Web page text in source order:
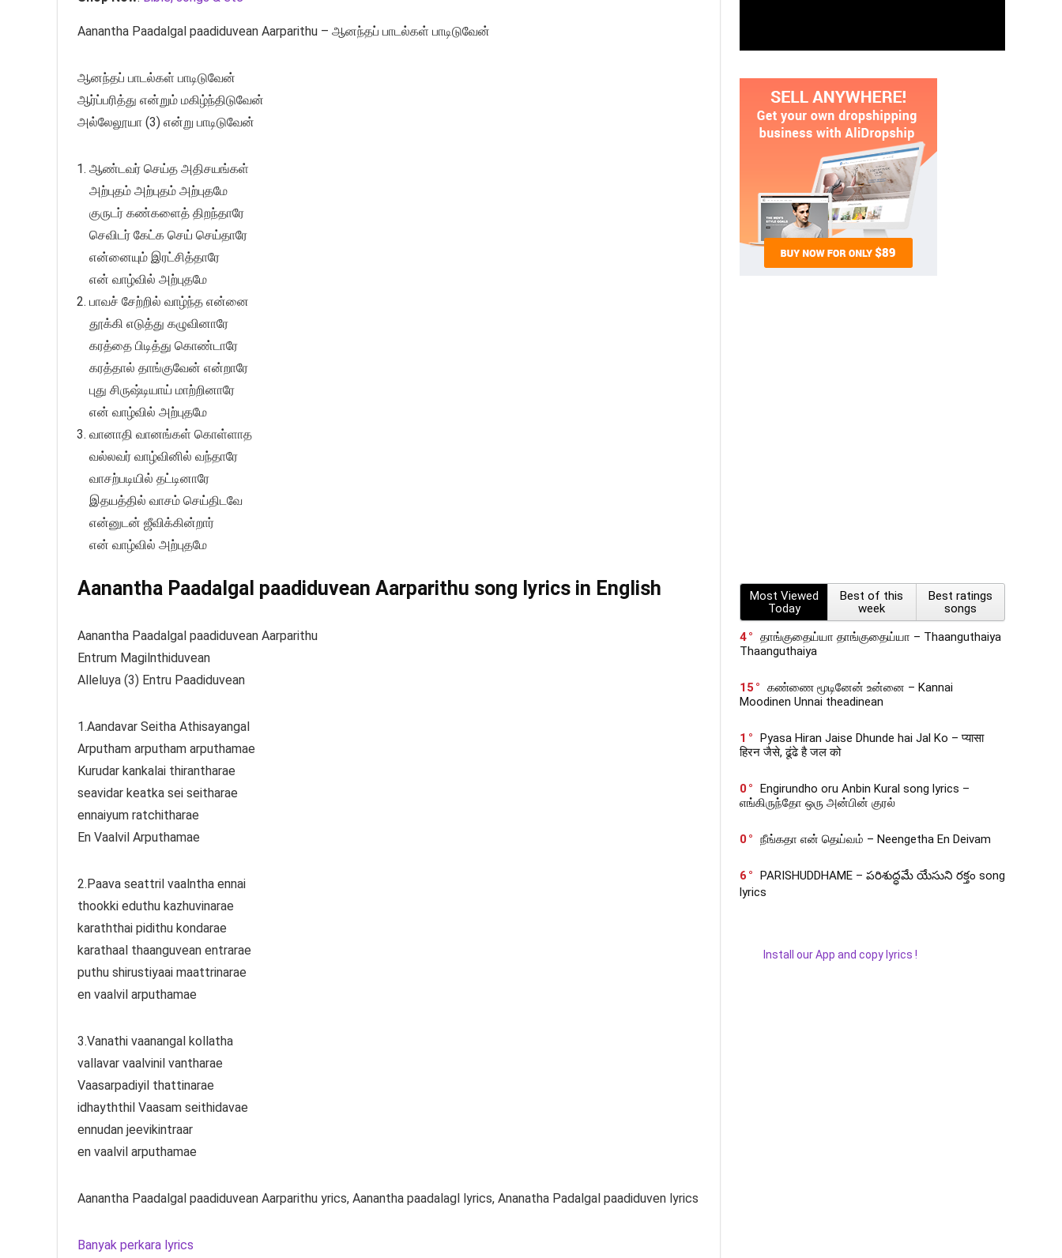
Aanantha Paadalgal paadiduvean Aarparithu – ஆனந்தப் பாடல்கள் பாடிடுவேன்
ஆனந்தப் பாடல்கள் பாடிடுவேன்
ஆர்ப்பரித்து என்றும் மகிழ்ந்திடுவேன்
அல்லேலூயா (3) என்று பாடிடுவேன்
ஆண்டவர் செய்த அதிசயங்கள்
அற்புதம் அற்புதம் அற்புதமே
குருடர் கண்களைத் திறந்தாரே
செவிடர் கேட்க செய் செய்தாரே
என்னையும் இரட்சித்தாரே
என் வாழ்வில் அற்புதமே
பாவச் சேற்றில் வாழ்ந்த என்னை
தூக்கி எடுத்து கழுவினாரே
கரத்தை பிடித்து கொண்டாரே
கரத்தால் தாங்குவேன் என்றாரே
புது சிருஷ்டியாய் மாற்றினாரே
என் வாழ்வில் அற்புதமே
வானாதி வானங்கள் கொள்ளாத
வல்லவர் வாழ்வினில் வந்தாரே
வாசற்படியில் தட்டினாரே
இதயத்தில் வாசம் செய்திடவே
என்னுடன் ஜீவிக்கின்றார்
என் வாழ்வில் அற்புதமே
Aanantha Paadalgal paadiduvean Aarparithu song lyrics in English
Aanantha Paadalgal paadiduvean Aarparithu
Entrum Magilnthiduvean
Alleluya (3) Entru Paadiduvean
1.Aandavar Seitha Athisayangal
Arputham arputham arputhamae
Kurudar kankalai thirantharae
seavidar keatka sei seitharae
ennaiyum ratchitharae
En Vaalvil Arputhamae
2.Paava seattril vaalntha ennai
thookki eduthu kazhuvinarae
karaththai pidithu kondarae
karathaal thaanguvean entrarae
puthu shirustiyaai maattrinarae
en vaalvil arputhamae
3.Vanathi vaanangal kollatha
vallavar vaalvinil vantharae
Vaasarpadiyil thattinarae
idhayththil Vaasam seithidavae
ennudan jeevikintraar
en vaalvil arputhamae
Aanantha Paadalgal paadiduvean Aarparithu yrics, Aanantha paadalagl lyrics, Ananatha Padalgal paadiduven lyrics
Banyak perkara lyrics
Most Viewed
Today
Best of this
week
Best ratings
songs
4
தாங்குதைய்யா தாங்குதைய்யா – Thaanguthaiya
Thaanguthaiya
15
கண்ணை மூடினேன் உன்னை – Kannai
Moodinen Unnai theadinean
1
Pyasa Hiran Jaise Dhunde hai Jal Ko – प्यासा
हिरन जैसे, ढूंढे है जल को
0
Engirundho oru Anbin Kural song lyrics –
எங்கிருந்தோ ஒரு அன்பின் குரல்
0 நீங்கதா என் தெய்வம் – Neengetha En Deivam
6
PARISHUDDHAME – పరిశుద్ధమే యేసుని రక్తం song
lyrics
Install our App and copy lyrics !